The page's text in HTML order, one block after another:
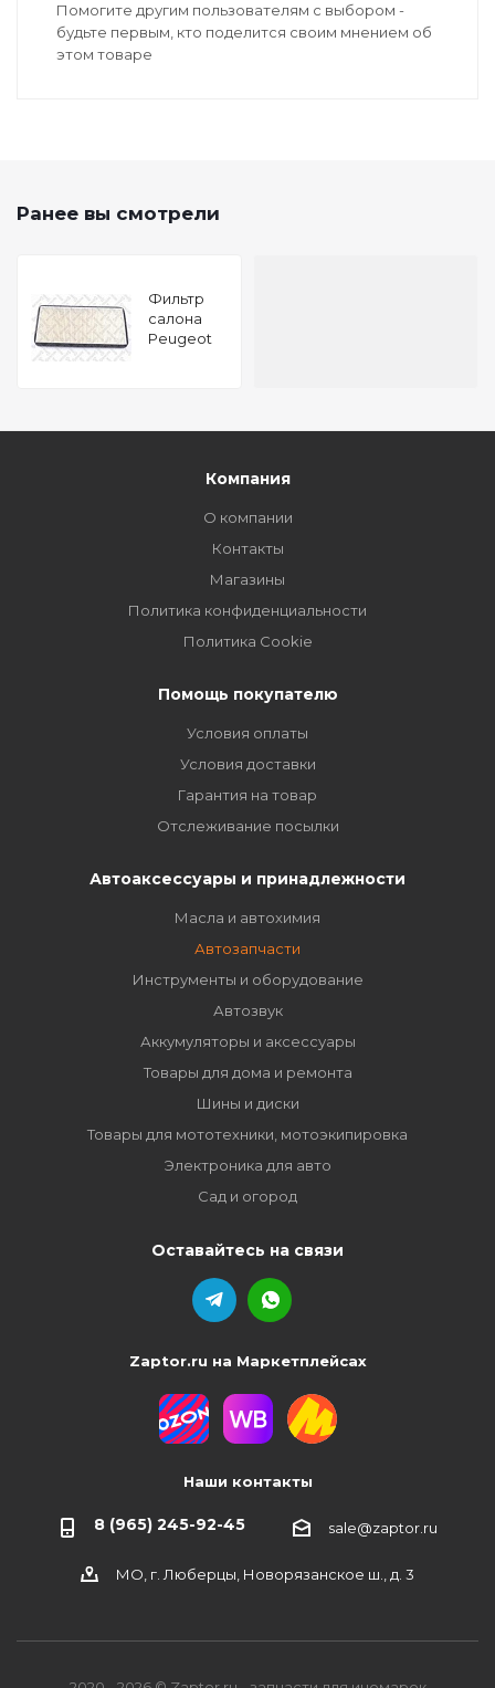
Помогите другим пользователям с выбором -
будьте первым, кто поделится своим мнением об
этом товаре
Ранее вы смотрели
Фильтр
салона
Peugeot
Компания
О компании
Контакты
Магазины
Политика конфиденциальности
Политика Cookie
Помощь покупателю
Условия оплаты
Условия доставки
Гарантия на товар
Отслеживание посылки
Автоаксессуары и принадлежности
Масла и автохимия
Автозапчасти
Инструменты и оборудование
Автозвук
Аккумуляторы и аксессуары
Товары для дома и ремонта
Шины и диски
Товары для мототехники, мотоэкипировка
Электроника для авто
Сад и огород
Оставайтесь на связи
Zaptor.ru на Маркетплейсах
Наши контакты
8 (965) 245-92-45 sale@zaptor.ru
МО, г. Люберцы, Новорязанское ш., д. 3